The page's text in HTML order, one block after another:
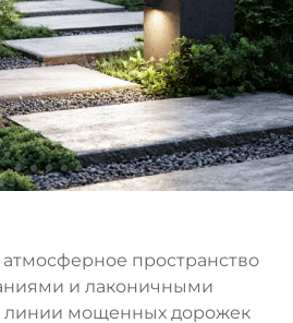
пространство
и лаконичными
мощенных дорожек